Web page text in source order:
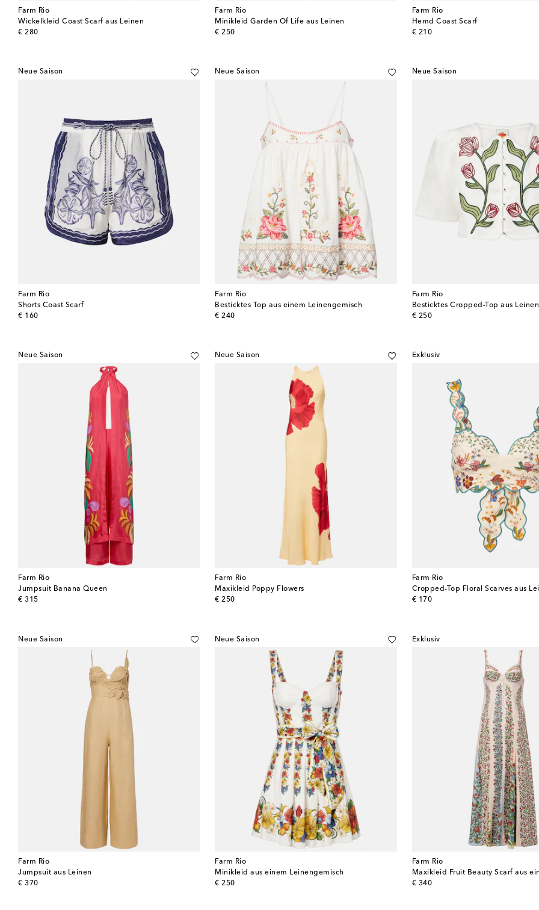
Farm Rio
Wickelkleid Coast Scarf aus Leinen
€ 280
original price
Farm Rio
Minikleid Garden Of Life aus Leinen
€ 250
original price
Farm Rio
Hemd Coast Scarf
€ 210
original price
Neue Saison
Farm Rio
Shorts Coast Scarf
€ 160
original price
Neue Saison
Farm Rio
Besticktes Top aus einem Leinengemisch
€ 240
original price
Neue Saison
Farm Rio
Besticktes Cropped-Top aus Leinen
€ 250
original price
Neue Saison
Farm Rio
Jumpsuit Banana Queen
€ 315
original price
Neue Saison
Farm Rio
Maxikleid Poppy Flowers
€ 250
original price
Exklusiv
Farm Rio
Cropped-Top Floral Scarves aus
€ 170
original price
Neue Saison
Farm Rio
Jumpsuit aus Leinen
€ 370
original price
Neue Saison
Farm Rio
Minikleid aus einem Leinengemisch
€ 250
original price
Exklusiv
Farm Rio
€ 340
original price